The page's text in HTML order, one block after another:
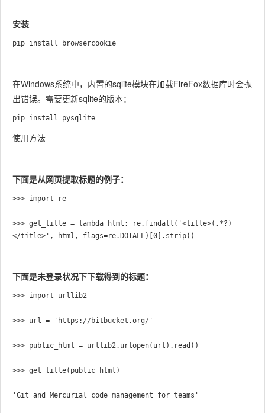
安装
pip install browsercookie
在Windows系统中，内置的sqlite模块在加载FireFox数据库时会抛
出错误。需要更新sqlite的版本：
pip install pysqlite
使用方法
下面是从网页提取标题的例子：
>>> import re
>>> get_title = lambda html: re.findall('<title>(.*?)
下面是未登录状况下下载得到的标题：
>>> import urllib2
>>> url = 'https://bitbucket.org/'
>>> public_html = urllib2.urlopen(url).read()
>>> get_title(public_html)